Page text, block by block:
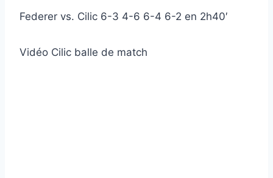
Federer vs. Cilic 6-3 4-6 6-4 6-2 en 2h40′
Vidéo Cilic balle de match